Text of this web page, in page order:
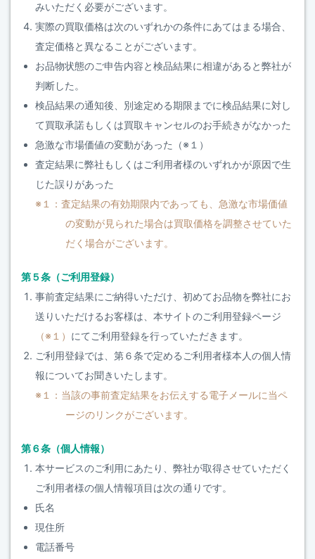
みいただく必要がございます。
実際の買取価格は次のいずれかの条件にあてはまる場合、
査定価格と異なることがございます。
お品物状態のご申告内容と検品結果に相違があると弊社が
判断した。
検品結果の通知後、別途定める期限までに検品結果に対し
て買取承諾もしくは買取キャンセルのお手続きがなかった
急激な市場価値の変動があった（※１）
査定結果に弊社もしくはご利用者様のいずれかが原因で生
じた誤りがあった
※１：査定結果の有効期限内であっても、急激な市場価値
の変動が見られた場合は買取価格を調整させていた
だく場合がございます。
第５条（ご利用登録）
事前査定結果にご納得いただけ、初めてお品物を弊社にお
送りいただけるお客様は、本サイトのご利用登録ページ
（※１） にてご利用登録を行っていただきます。
ご利用登録では、第６条で定めるご利用者様本人の個人情
報についてお聞きいたします。
※１：当該の事前査定結果をお伝えする電子メールに当ペ
ージのリンクがございます。
第６条（個人情報）
本サービスのご利用にあたり、弊社が取得させていただく
ご利用者様の個人情報項目は次の通りです。
氏名
現住所
電話番号